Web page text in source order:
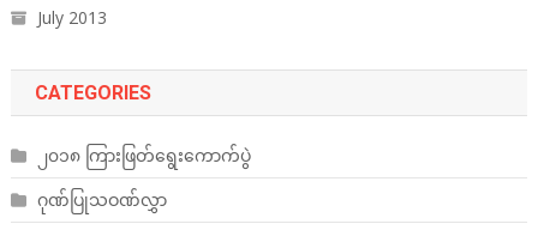
July 2013
CATEGORIES
၂၀၁၈ ကြားဖြတ်ရွေးကောက်ပွဲ
ဂုဏ်ပြုသဝဏ်လွှာ